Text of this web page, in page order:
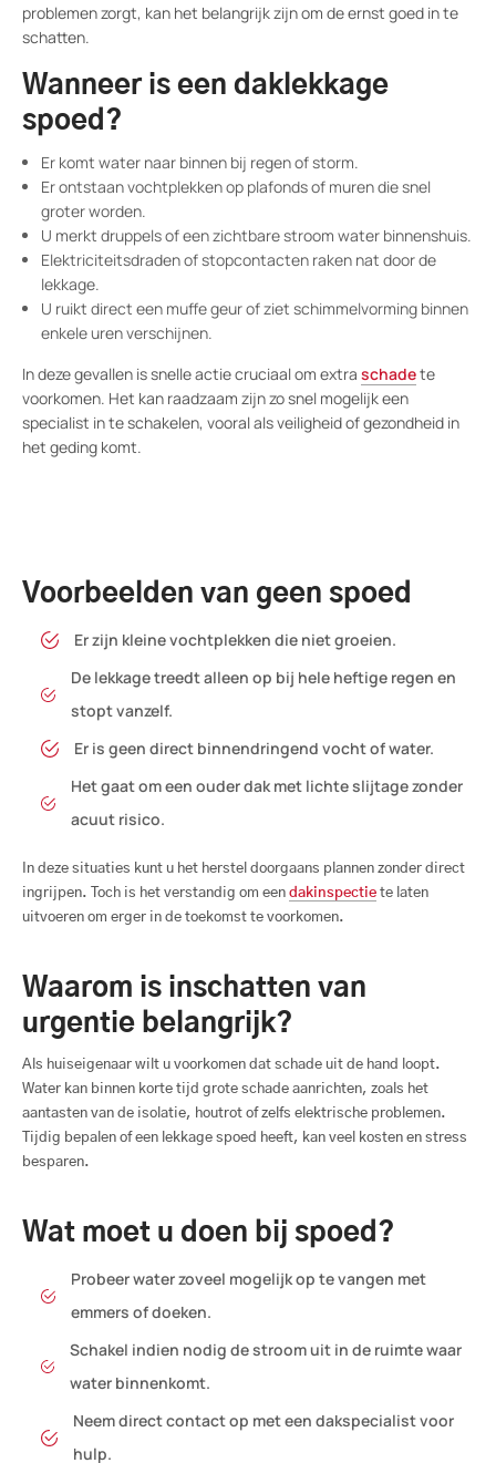
problemen zorgt, kan het belangrijk zijn om de ernst goed in te
schatten.
Wanneer is een daklekkage
spoed?
Er komt water naar binnen bij regen of storm.
Er ontstaan vochtplekken op plafonds of muren die snel
groter worden.
U merkt druppels of een zichtbare stroom water binnenshuis.
Elektriciteitsdraden of stopcontacten raken nat door de
lekkage.
U ruikt direct een muffe geur of ziet schimmelvorming binnen
enkele uren verschijnen.
In deze gevallen is snelle actie cruciaal om extra schadete
voorkomen. Het kan raadzaam zijn zo snel mogelijk een
specialist in te schakelen, vooral als veiligheid of gezondheid in
het geding komt.
Voorbeelden van geen spoed
Er zijn kleine vochtplekken die niet groeien.
De lekkage treedt alleen op bij hele heftige regen en
stopt vanzelf.
Er is geen direct binnendringend vocht of water.
Het gaat om een ouder dak met lichte slijtage zonder
acuut risico.
In deze situaties kunt u het herstel doorgaans plannen zonder direct
ingrijpen. Toch is het verstandig om een dakinspectie te laten
uitvoeren om erger in de toekomst te voorkomen.
Waarom is inschatten van
urgentie belangrijk?
Als huiseigenaar wilt u voorkomen dat schade uit de hand loopt.
Water kan binnen korte tijd grote schade aanrichten, zoals het
aantasten van de isolatie, houtrot of zelfs elektrische problemen.
Tijdig bepalen of een lekkage spoed heeft, kan veel kosten en stress
besparen.
Wat moet u doen bij spoed?
Probeer water zoveel mogelijk op te vangen met
emmers of doeken.
Schakel indien nodig de stroom uit in de ruimte waar
water binnenkomt.
Neem direct contact op met een dakspecialist voor
hulp.